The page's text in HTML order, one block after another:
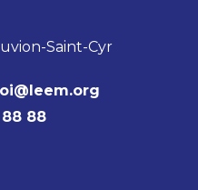
Saint-Cyr
88 88